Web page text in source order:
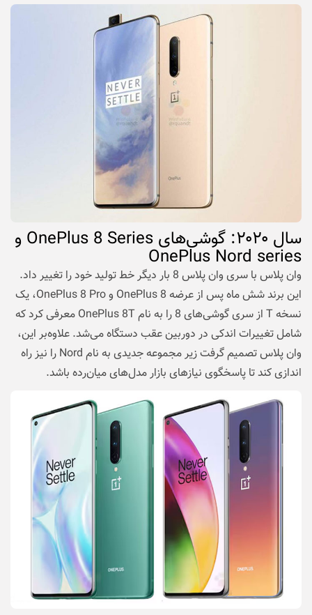
سال ۲۰۲۰: گوشی‌های OnePlus 8 Series و
OnePlus Nord series
وان پلاس با سری وان پلاس 8 بار دیگر خط تولید خود را تغییر داد.
این برند شش ماه پس از عرضه OnePlus 8 و OnePlus 8 Pro، یک
نسخه T از سری گوشی‌های 8‌ را به نام OnePlus 8T معرفی کرد که
شامل تغییرات اندکی در دوربین عقب دستگاه می‌شد. علاوه‌بر این،
وان پلاس تصمیم گرفت زیر مجموعه جدیدی به نام Nord را نیز راه
اندازی کند تا پاسخگوی نیاز‌های بازار مدل‌های میان‌رده باشد.